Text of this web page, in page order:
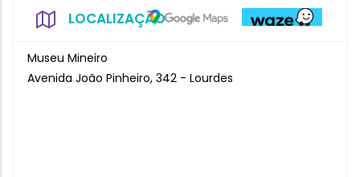
LOCALIZAÇÃO
Museu Mineiro
Avenida João Pinheiro, 342 - Lourdes